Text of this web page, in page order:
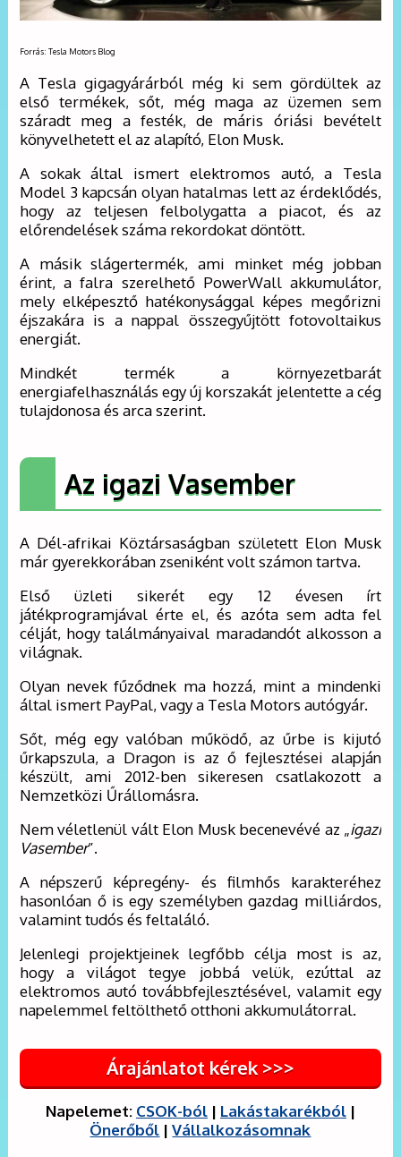
Forrás: Tesla Motors Blog
A Tesla gigagyárárból még ki sem gördültek az
első termékek, sőt, még maga az üzemen sem
száradt meg a festék, de máris óriási bevételt
könyvelhetett el az alapító, Elon Musk.
A sokak által ismert elektromos autó, a Tesla
Model 3 kapcsán olyan hatalmas lett az érdeklődés,
hogy az teljesen felbolygatta a piacot, és az
előrendelések száma rekordokat döntött.
A másik slágertermék, ami minket még jobban
érint, a falra szerelhető PowerWall akkumulátor,
mely elképesztő hatékonysággal képes megőrizni
éjszakára is a nappal összegyűjtött fotovoltaikus
energiát.
Mindkét termék a környezetbarát
energiafelhasználás egy új korszakát jelentette a cég
tulajdonosa és arca szerint.
Az igazi Vasember
A Dél-afrikai Köztársaságban született Elon Musk
már gyerekkorában zseniként volt számon tartva.
Első üzleti sikerét egy 12 évesen írt
játékprogramjával érte el, és azóta sem adta fel
célját, hogy találmányaival maradandót alkosson a
világnak.
Olyan nevek fűződnek ma hozzá, mint a mindenki
által ismert PayPal, vagy a Tesla Motors autógyár.
Sőt, még egy valóban működő, az űrbe is kijutó
űrkapszula, a Dragon is az ő fejlesztései alapján
készült, ami 2012-ben sikeresen csatlakozott a
Nemzetközi Űrállomásra.
Nem véletlenül vált Elon Musk becenevévé az „igazi
Vasember”.
A népszerű képregény- és filmhős karakteréhez
hasonlóan ő is egy személyben gazdag milliárdos,
valamint tudós és feltaláló.
Jelenlegi projektjeinek legfőbb célja most is az,
hogy a világot tegye jobbá velük, ezúttal az
elektromos autó továbbfejlesztésével, valamit egy
napelemmel feltölthető otthoni akkumulátorral.
Árajánlatot kérek >>>
Napelemet: CSOK-ból| Lakástakarékból|
Önerőből |Vállalkozásomnak